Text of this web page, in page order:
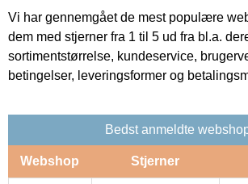
Vi har gennemgået de mest populære
dem med stjerner fra 1 til 5 ud fra bl.a.
sortimentstørrelse, kundeservice,
betingelser, leveringsformer og
Bedst anmeldte
Webshop Stjerner